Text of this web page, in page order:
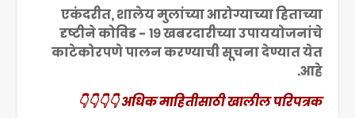
एकंदरीत, शालेय मुलांच्या आरोग्याच्या हिताच्या
दृष्टीने कोविड - १९ खबरदारीच्या उपाययोजनांचे
काटेकोरपणे पालन करण्याची सूचना देण्यातयेत
आहे.
अधिक माहितीसाठी खालील परिपत्रक 👇👇👇👇